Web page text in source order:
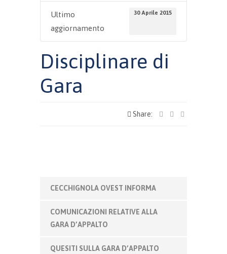
Ultimo
aggiornamento
30 Aprile 2015
Disciplinare di
Gara
Share:
CECCHIGNOLA OVEST INFORMA
COMUNICAZIONI RELATIVE ALLA
GARA D’APPALTO
QUESITI SULLA GARA D’APPALTO